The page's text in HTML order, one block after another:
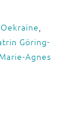
Oekraïne,
Göring-
Marie-Agnes